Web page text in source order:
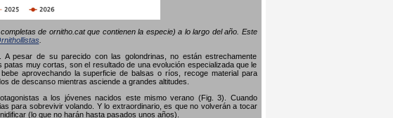
de ornitho.cat que contienen la especie) a lo largo del año. Este
.
pesar de su parecido con las golondrinas, no están estrechamente
muy cortas, son el resultado de una evolución especializada que le
aprovechando la superficie de balsas o ríos, recoge material para
de descanso mientras asciende a grandes altitudes.
a los jóvenes nacidos este mismo verano (Fig. 3). Cuando
para sobrevivir volando. Y lo extraordinario, es que no volverán a tocar
(lo que no harán hasta pasados ​​unos años).